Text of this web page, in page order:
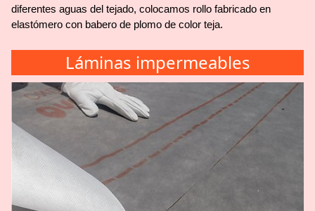
diferentes aguas del tejado, colocamos rollo fabricado en
elastómero con babero de plomo de color teja.
Láminas impermeables